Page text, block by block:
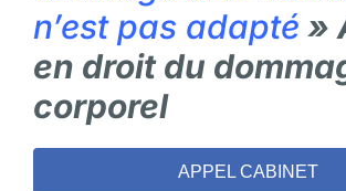
n’est pas adapté »
en droit du
corporel
APPEL CABINET